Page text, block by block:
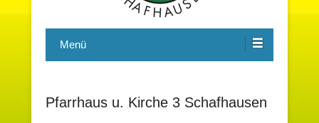
Heimatverein Schafhausen e.V.
Menü
Pfarrhaus u. Kirche 3 Schafhausen